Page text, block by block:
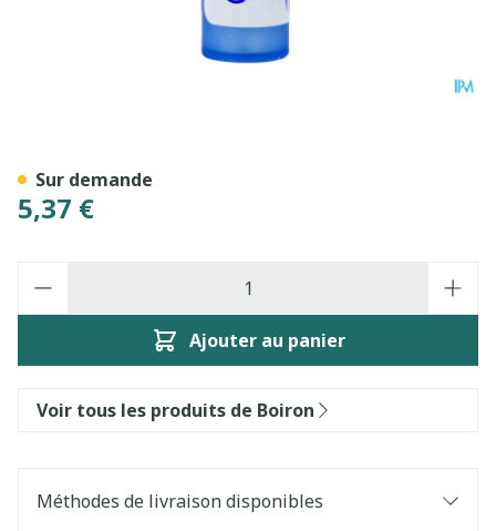
5,37 €
Ajouter au panier
Sur demande
Voir tous les produits de Boiron
Méthodes de livraison disponibles